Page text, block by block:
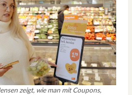
zeigt, wie man mit Coupons,